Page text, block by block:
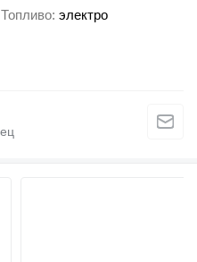
Топливо электро